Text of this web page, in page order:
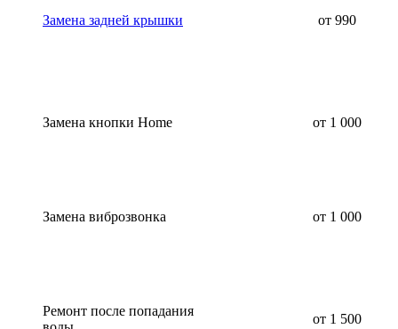
Замена задней крышки от 990
Замена кнопки Home от 1 000
Замена виброзвонка от 1 000
Ремонт после попадания
от 1 500